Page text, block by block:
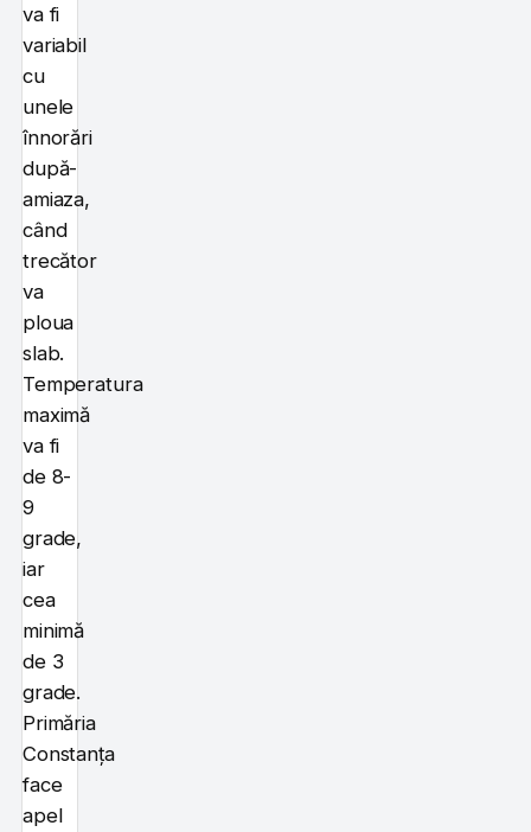
va fi
variabil
cu
unele
înnorări
după-
amiaza,
când
trecător
va
ploua
slab.
Temperatura
maximă
va fi
de 8-
9
grade,
iar
cea
minimă
de 3
grade.
Primăria
Constanța
face
apel